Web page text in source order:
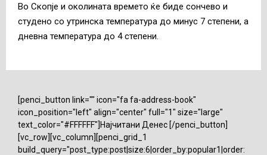
Во Скопје и околината времето ќе биде сончево и
студено со утринска температура до минус 7 степени, а
дневна температура до 4 степени.
[penci_button link="" icon="fa fa-address-book"
icon_position="left" align="center" full="1" size="large"
text_color="#FFFFFF"]Најчитани Денес [/penci_button]
[vc_row][vc_column][penci_grid_1
build_query="post_type:post|size:6|order_by:popular1|order: